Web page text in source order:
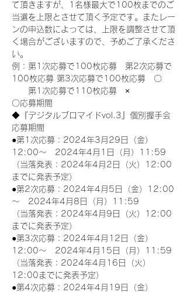
て頂きますが、1名様最大で100枚までのご
当選を上限とさせて頂く予定です。またレー
ンの申込数によっては、上限を調整させて頂
く場合がございますので、予めご了承くださ
い。
例：第1次応募で100枚応募　第2次応募で
100枚応募 第3次応募で100枚応募　〇
第1次応募で110枚応募　×
〇応募期間
◆『デジタルブロマイドvol.3』個別握手会
応募期間
●第1次応募：2024年3月29日（金）
12:00～　2024年4月1日（月）11:59
（当落発表：2024年4月2日（火）12:00
までに発表予定）
●第2次応募：2024年4月5日（金）12:00
～　2024年4月8日（月）11:59
（当落発表：2024年4月9日（火）12:00
までに発表予定）
●第3次応募：2024年4月12日（金）
12:00～　2024年4月15日（月）11:59
（当落発表：2024年4月16日（火）
12:00までに発表予定）
●第4次応募：2024年4月19日（金）